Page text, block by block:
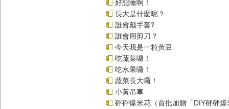
好想睡啊！
長大是什麼呢？
誰會戴手套?
誰會用剪刀？
今天我是一粒黃豆
吃蔬菜囉！
吃水果囉！
蔬菜長大囉！
小黃吊車
砰砰爆米花（首批加贈「DIY砰砰